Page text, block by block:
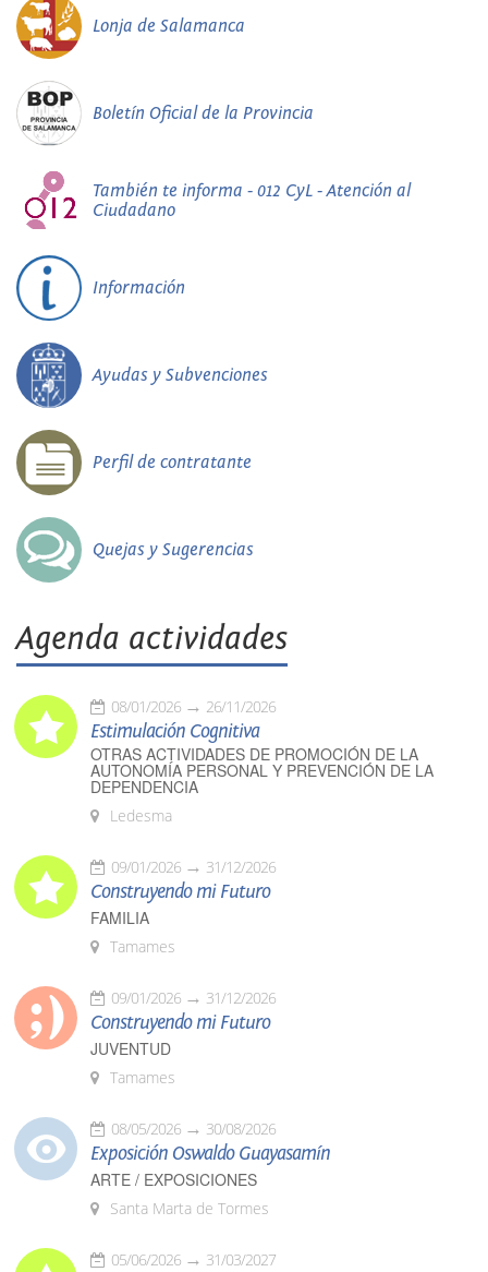
Lonja de Salamanca
Boletín Oficial de la Provincia
También te informa - 012 CyL - Atención al
Ciudadano
Información
Ayudas y Subvenciones
Perfil de contratante
Quejas y Sugerencias
Agenda actividades
08/01/2026 26/11/2026
Estimulación Cognitiva
OTRAS ACTIVIDADES DE PROMOCIÓN DE LA
AUTONOMÍA PERSONAL Y PREVENCIÓN DE LA
DEPENDENCIA
Ledesma
09/01/2026 31/12/2026
Construyendo mi Futuro
FAMILIA
Tamames
09/01/2026 31/12/2026
Construyendo mi Futuro
JUVENTUD
Tamames
08/05/2026 30/08/2026
Exposición Oswaldo Guayasamín
ARTE / EXPOSICIONES
Santa Marta de Tormes
05/06/2026 31/03/2027